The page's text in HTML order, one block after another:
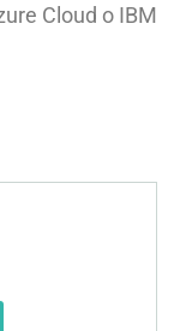
Cloud o IBM